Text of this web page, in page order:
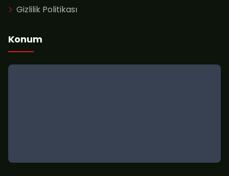
Gizlilik Politikası
Konum